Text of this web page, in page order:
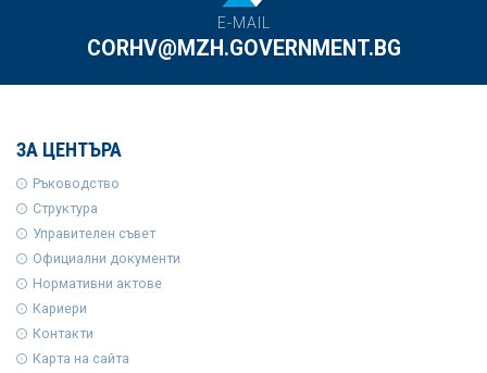
E-MAIL
CORHV@MZH.GOVERNMENT.BG
ЗА ЦЕНТЪРА
Ръководство
Структура
Управителен съвет
Официални документи
Нормативни актове
Кариери
Контакти
Карта на сайта